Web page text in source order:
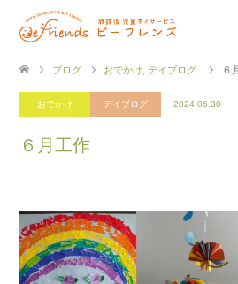
ブログ おでかけ デイブログ ６
おでかけ デイブログ 2024.06.30
６月工作